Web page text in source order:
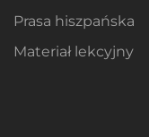
Prasa hiszpańska
Materiał lekcyjny